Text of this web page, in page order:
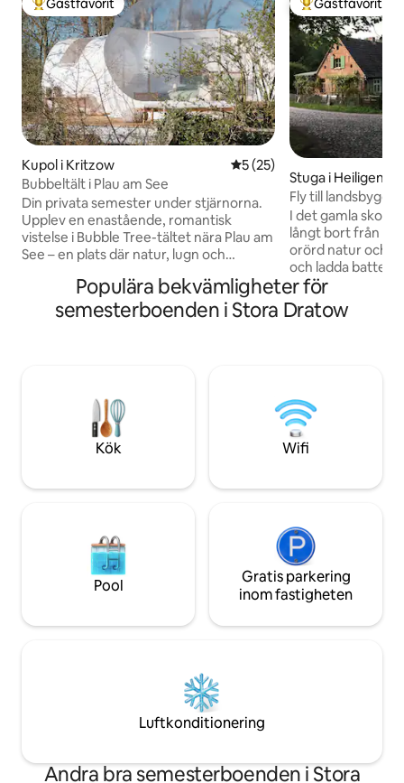
Populär gästfavorit
Gästfavorit
Kupol i Kritzow 5 av 5 i genomsnittligt
5 (25)
Bubbeltält i Plau am See
Din privata semester under stjärnorna.
Upplev en enastående, romantisk
vistelse i Bubble Tree-tältet nära Plau am
See – en plats där natur, lugn och
med eget duschrum är helt ditt.
Omgiven av lugn natur kan du njuta av
underbara stunder för två – långt bort
Mecklenburg-Vorpommern.
Populär
Gästfavorit
Stuga i
Fly till
Heide"
I det gamla
långt bort från
orörd natur och
och ladda
landsemester! Du går ut ur huset och är
mitt i naturen.
skogsbär och
titta in i rymdens
för familjer.
Populära bekvämligheter för
semesterboenden i Stora Dratow
Kök Wifi
Pool
Gratis parkering
inom fastigheten
Luftkonditionering
Andra bra semesterboenden i Stora